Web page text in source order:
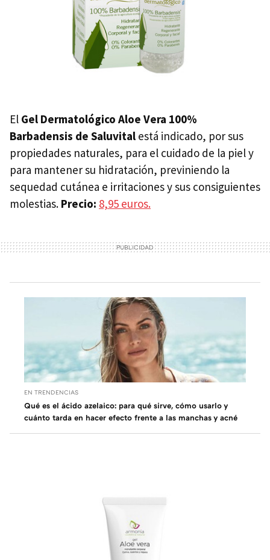
El Gel Dermatológico Aloe Vera 100%
Barbadensis de Saluvital está indicado, por sus
propiedades naturales, para el cuidado de la piel y
para mantener su hidratación, previniendo la
sequedad cutánea e irritaciones y sus consiguientes
molestias. Precio: 8,95 euros.
EN TRENDENCIAS
Qué es el ácido azelaico: para qué sirve, cómo usarlo y
cuánto tarda en hacer efecto frente a las manchas y acné